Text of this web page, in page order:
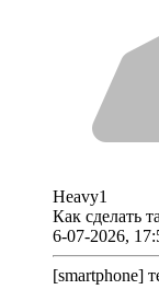
Heavy1
Как сделать
6-07-2026,
[smartphone]